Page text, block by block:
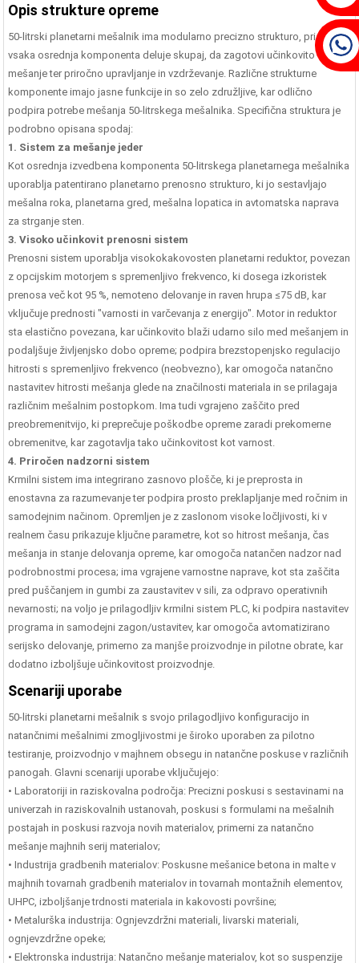
Opis strukture opreme
50-litrski planetarni mešalnik ima modularno precizno strukturo, pri čemer
vsaka osrednja komponenta deluje skupaj, da zagotovi učinkovito
mešanje ter priročno upravljanje in vzdrževanje. Različne strukturne
komponente imajo jasne funkcije in so zelo združljive, kar odlično
podpira potrebe mešanja 50-litrskega mešalnika. Specifična struktura je
podrobno opisana spodaj:
1. Sistem za mešanje jeder
Kot osrednja izvedbena komponenta 50-litrskega planetarnega mešalnika
uporablja patentirano planetarno prenosno strukturo, ki jo sestavljajo
mešalna roka, planetarna gred, mešalna lopatica in avtomatska naprava
za strganje sten.
3. Visoko učinkovit prenosni sistem
Prenosni sistem uporablja visokokakovosten planetarni reduktor, povezan
z opcijskim motorjem s spremenljivo frekvenco, ki dosega izkoristek
prenosa več kot 95 %, nemoteno delovanje in raven hrupa ≤75 dB, kar
vključuje prednosti "varnosti in varčevanja z energijo". Motor in reduktor
sta elastično povezana, kar učinkovito blaži udarno silo med mešanjem in
podaljšuje življenjsko dobo opreme; podpira brezstopenjsko regulacijo
hitrosti s spremenljivo frekvenco (neobvezno), kar omogoča natančno
nastavitev hitrosti mešanja glede na značilnosti materiala in se prilagaja
različnim mešalnim postopkom. Ima tudi vgrajeno zaščito pred
preobremenitvijo, ki preprečuje poškodbe opreme zaradi prekomerne
obremenitve, kar zagotavlja tako učinkovitost kot varnost.
4. Priročen nadzorni sistem
Krmilni sistem ima integrirano zasnovo plošče, ki je preprosta in
enostavna za razumevanje ter podpira prosto preklapljanje med ročnim in
samodejnim načinom. Opremljen je z zaslonom visoke ločljivosti, ki v
realnem času prikazuje ključne parametre, kot so hitrost mešanja, čas
mešanja in stanje delovanja opreme, kar omogoča natančen nadzor nad
podrobnostmi procesa; ima vgrajene varnostne naprave, kot sta zaščita
pred puščanjem in gumbi za zaustavitev v sili, za odpravo operativnih
nevarnosti; na voljo je prilagodljiv krmilni sistem PLC, ki podpira nastavitev
programa in samodejni zagon/ustavitev, kar omogoča avtomatizirano
serijsko delovanje, primerno za manjše proizvodnje in pilotne obrate, kar
dodatno izboljšuje učinkovitost proizvodnje.
Scenariji uporabe
50-litrski planetarni mešalnik s svojo prilagodljivo konfiguracijo in
natančnimi mešalnimi zmogljivostmi je široko uporaben za pilotno
testiranje, proizvodnjo v majhnem obsegu in natančne poskuse v različnih
panogah. Glavni scenariji uporabe vključujejo:
• Laboratoriji in raziskovalna področja: Precizni poskusi s sestavinami na
univerzah in raziskovalnih ustanovah, poskusi s formulami na mešalnih
postajah in poskusi razvoja novih materialov, primerni za natančno
mešanje majhnih serij materialov;
• Industrija gradbenih materialov: Poskusne mešanice betona in malte v
majhnih tovarnah gradbenih materialov in tovarnah montažnih elementov,
UHPC, izboljšanje trdnosti materiala in kakovosti površine;
• Metalurška industrija: Ognjevzdržni materiali, livarski materiali,
ognjevzdržne opeke;
• Elektronska industrija: Natančno mešanje materialov, kot so suspenzije